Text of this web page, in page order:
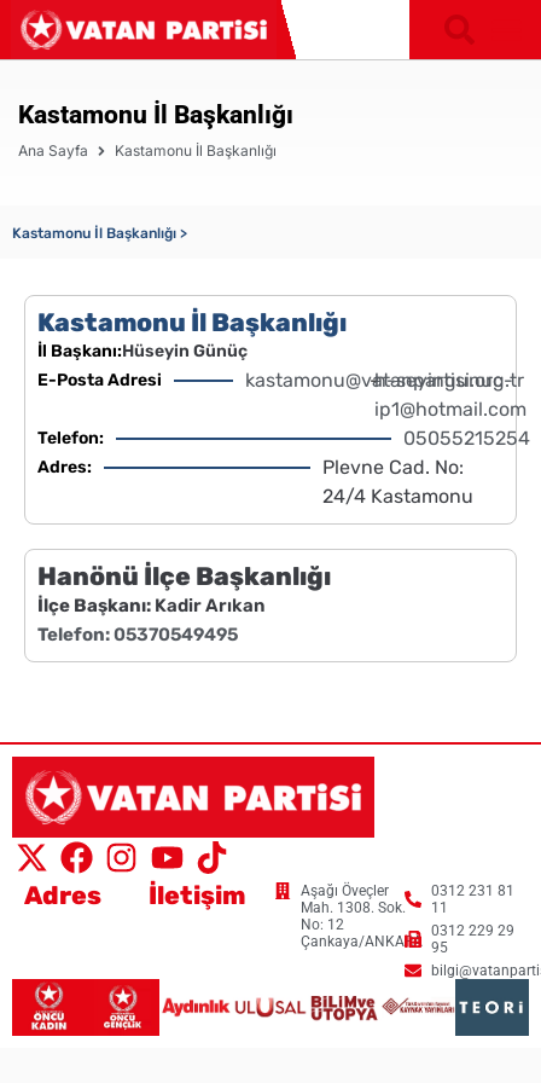
Kastamonu İl Başkanlığı
Ana Sayfa Kastamonu İl Başkanlığı
Kastamonu İl Başkanlığı >
Kastamonu İl Başkanlığı
İl Başkanı:Hüseyin Günüç
E-Posta Adresi
kastamonu@vatanpartisi.org.tr
-h-seyingunuc-
ip1@hotmail.com
Telefon: 05055215254
Adres:
Plevne Cad. No:
24/4 Kastamonu
Hanönü İlçe Başkanlığı
İlçe Başkanı: Kadir Arıkan
Telefon:05370549495
Adres
Aşağı Öveçler
Mah. 1308. Sok.
No: 12
Çankaya/ANKARA
İletişim
0312 231 81
11
0312 229 29
95